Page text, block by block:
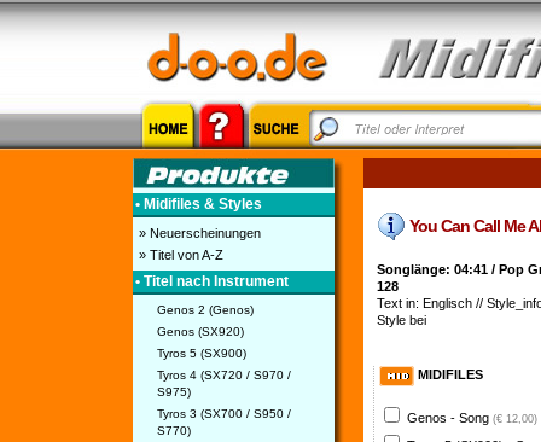
• Midifiles & Styles
» Neuerscheinungen
» Titel von A-Z
• Titel nach Instrument
Genos 2 (Genos)
Genos (SX920)
Tyros 5 (SX900)
Tyros 4 (SX720 / S970 /
S975)
Tyros 3 (SX700 / S950 /
S770)
You Can Call Me
Songlänge: 04:41 / Pop
128
Text in: Englisch //
Style bei
MIDIFILES
Genos - Song (€ 12,00)